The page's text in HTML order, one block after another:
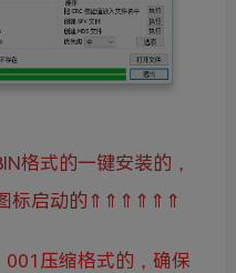
式的一键安装的，
图标启动的⇑⇑⇑⇑⇑⇑
压缩格式的，确保